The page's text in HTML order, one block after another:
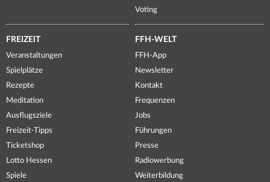
Voting
FREIZEIT
Veranstaltungen
Spielplätze
Rezepte
Meditation
Ausflugsziele
Freizeit-Tipps
Ticketshop
Lotto Hessen
Spiele
FFH-WELT
FFH-App
Newsletter
Kontakt
Frequenzen
Jobs
Führungen
Presse
Radiowerbung
Weiterbildung